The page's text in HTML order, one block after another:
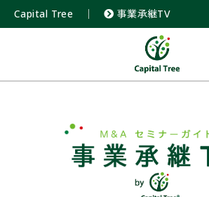
Capital Tree ｜ 事業承継TV